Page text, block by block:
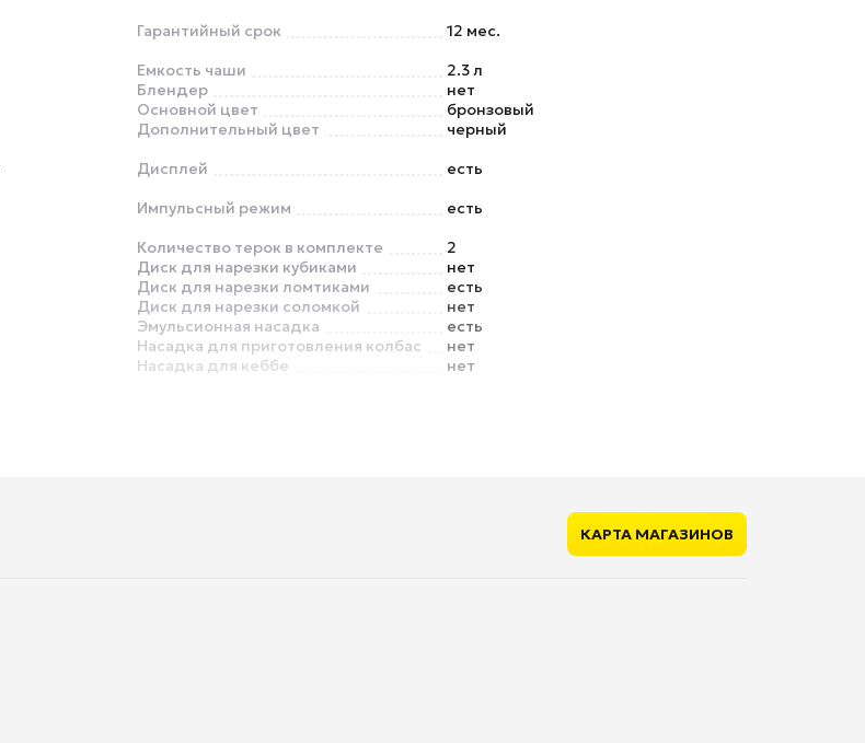
Гарантийный срок
12 мес.
Емкость чаши
2.3 л
Блендер
нет
Основной цвет
бронзовый
Дополнительный цвет
черный
Дисплей
есть
Импульсный режим
есть
Количество терок в комплекте
2
Диск для нарезки кубиками
нет
Диск для нарезки ломтиками
есть
Диск для нарезки соломкой
нет
Эмульсионная насадка
есть
Насадка для приготовления колбас
нет
Насадка для кеббе
нет
КАРТА МАГАЗИНОВ